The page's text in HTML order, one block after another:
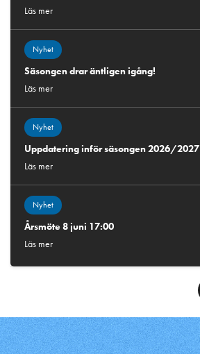
Läs mer
Nyhet
Säsongen drar äntligen igång!
Läs mer
Nyhet
Uppdatering inför säsongen 2026/2027
Läs mer
Nyhet
Årsmöte 8 juni 17:00
Läs mer